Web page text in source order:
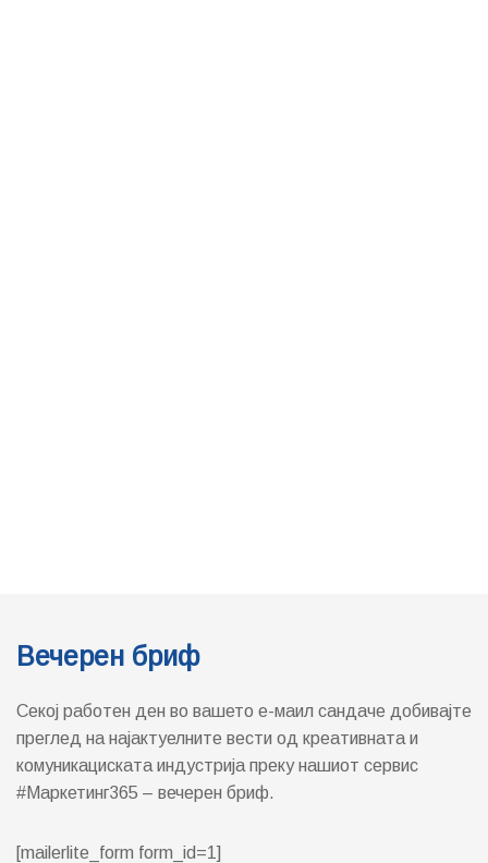
Вечерен бриф
Секој работен ден во вашето е-маил сандаче добивајте
преглед на најактуелните вести од креативната и
комуникациската индустрија преку нашиот сервис
#Маркетинг365 – вечерен бриф.
[mailerlite_form form_id=1]